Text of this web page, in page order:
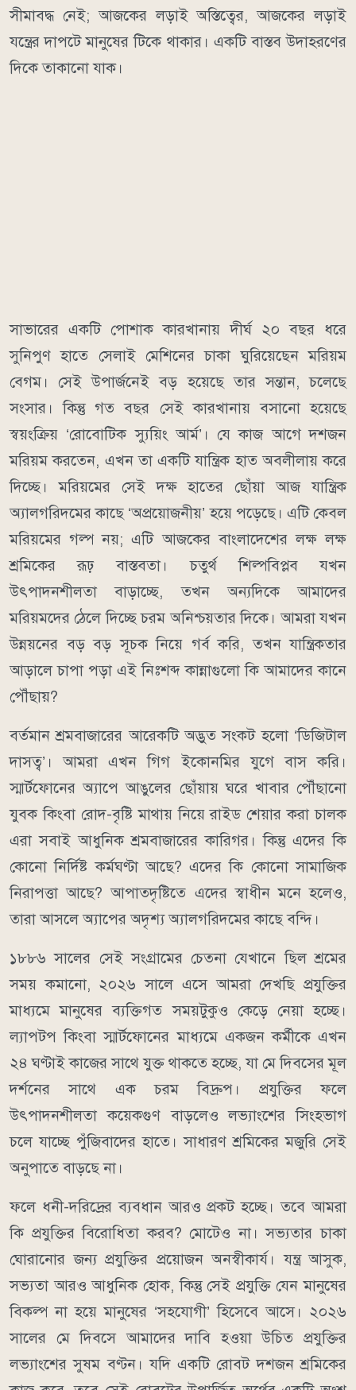
সীমাবদ্ধ নেই; আজকের লড়াই অস্তিত্বের, আজকের লড়াই
যন্ত্রের দাপটে মানুষের টিকে থাকার। একটি বাস্তব উদাহরণের
দিকে তাকানো যাক।
সাভারের একটি পোশাক কারখানায় দীর্ঘ ২০ বছর ধরে
সুনিপুণ হাতে সেলাই মেশিনের চাকা ঘুরিয়েছেন মরিয়ম
বেগম। সেই উপার্জনেই বড় হয়েছে তার সন্তান, চলেছে
সংসার। কিন্তু গত বছর সেই কারখানায় বসানো হয়েছে
স্বয়ংক্রিয় ‘রোবোটিক স্যুয়িং আর্ম’। যে কাজ আগে দশজন
মরিয়ম করতেন, এখন তা একটি যান্ত্রিক হাত অবলীলায় করে
দিচ্ছে। মরিয়মের সেই দক্ষ হাতের ছোঁয়া আজ যান্ত্রিক
অ্যালগরিদমের কাছে ‘অপ্রয়োজনীয়’ হয়ে পড়েছে। এটি কেবল
মরিয়মের গল্প নয়; এটি আজকের বাংলাদেশের লক্ষ লক্ষ
শ্রমিকের রূঢ় বাস্তবতা। চতুর্থ শিল্পবিপ্লব যখন
উৎপাদনশীলতা বাড়াচ্ছে, তখন অন্যদিকে আমাদের
মরিয়মদের ঠেলে দিচ্ছে চরম অনিশ্চয়তার দিকে। আমরা যখন
উন্নয়নের বড় বড় সূচক নিয়ে গর্ব করি, তখন যান্ত্রিকতার
আড়ালে চাপা পড়া এই নিঃশব্দ কান্নাগুলো কি আমাদের কানে
পৌঁছায়?
বর্তমান শ্রমবাজারের আরেকটি অদ্ভুত সংকট হলো ‘ডিজিটাল
দাসত্ব’। আমরা এখন গিগ ইকোনমির যুগে বাস করি।
স্মার্টফোনের অ্যাপে আঙুলের ছোঁয়ায় ঘরে খাবার পৌঁছানো
যুবক কিংবা রোদ-বৃষ্টি মাথায় নিয়ে রাইড শেয়ার করা চালক
এরা সবাই আধুনিক শ্রমবাজারের কারিগর। কিন্তু এদের কি
কোনো নির্দিষ্ট কর্মঘণ্টা আছে? এদের কি কোনো সামাজিক
নিরাপত্তা আছে? আপাতদৃষ্টিতে এদের স্বাধীন মনে হলেও,
তারা আসলে অ্যাপের অদৃশ্য অ্যালগরিদমের কাছে বন্দি।
১৮৮৬ সালের সেই সংগ্রামের চেতনা যেখানে ছিল শ্রমের
সময় কমানো, ২০২৬ সালে এসে আমরা দেখছি প্রযুক্তির
মাধ্যমে মানুষের ব্যক্তিগত সময়টুকুও কেড়ে নেয়া হচ্ছে।
ল্যাপটপ কিংবা স্মার্টফোনের মাধ্যমে একজন কর্মীকে এখন
২৪ ঘণ্টাই কাজের সাথে যুক্ত থাকতে হচ্ছে, যা মে দিবসের মূল
দর্শনের সাথে এক চরম বিদ্রুপ। প্রযুক্তির ফলে
উৎপাদনশীলতা কয়েকগুণ বাড়লেও লভ্যাংশের সিংহভাগ
চলে যাচ্ছে পুঁজিবাদের হাতে। সাধারণ শ্রমিকের মজুরি সেই
অনুপাতে বাড়ছে না।
ফলে ধনী-দরিদ্রের ব্যবধান আরও প্রকট হচ্ছে। তবে আমরা
কি প্রযুক্তির বিরোধিতা করব? মোটেও না। সভ্যতার চাকা
ঘোরানোর জন্য প্রযুক্তির প্রয়োজন অনস্বীকার্য। যন্ত্র আসুক,
সভ্যতা আরও আধুনিক হোক, কিন্তু সেই প্রযুক্তি যেন মানুষের
বিকল্প না হয়ে মানুষের ‘সহযোগী’ হিসেবে আসে। ২০২৬
সালের মে দিবসে আমাদের দাবি হওয়া উচিত প্রযুক্তির
লভ্যাংশের সুষম বণ্টন। যদি একটি রোবট দশজন শ্রমিকের